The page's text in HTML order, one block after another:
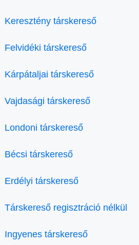
Keresztény társkereső
Felvidéki társkereső
Kárpátaljai társkereső
Vajdasági társkereső
Londoni társkereső
Bécsi társkereső
Erdélyi társkereső
Társkereső regisztráció nélkül
Ingyenes társkereső